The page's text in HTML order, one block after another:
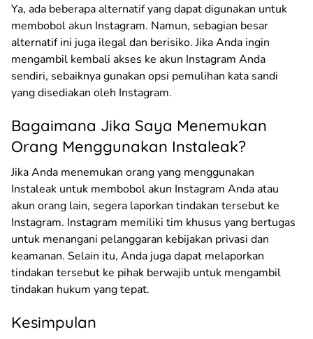
Ya, ada beberapa alternatif yang dapat digunakan untuk
membobol akun Instagram. Namun, sebagian besar
alternatif ini juga ilegal dan berisiko. Jika Anda ingin
mengambil kembali akses ke akun Instagram Anda
sendiri, sebaiknya gunakan opsi pemulihan kata sandi
yang disediakan oleh Instagram.
Bagaimana Jika Saya Menemukan
Orang Menggunakan Instaleak?
Jika Anda menemukan orang yang menggunakan
Instaleak untuk membobol akun Instagram Anda atau
akun orang lain, segera laporkan tindakan tersebut ke
Instagram. Instagram memiliki tim khusus yang bertugas
untuk menangani pelanggaran kebijakan privasi dan
keamanan. Selain itu, Anda juga dapat melaporkan
tindakan tersebut ke pihak berwajib untuk mengambil
tindakan hukum yang tepat.
Kesimpulan